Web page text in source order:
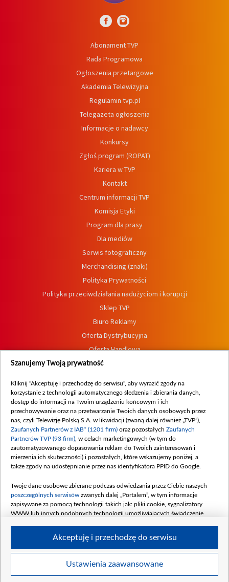
Abonament TVP
Rada Programowa
Ogłoszenia przetargowe
Akademia Telewizyjna
Regulamin tvp.pl
Telegazeta ogłoszenia
Informacje o nadawcy
Konkursy
Zgłoś program (ROPAT)
Kariera w TVP
Kontakt
Centrum informacji TVP
Komisja Etyki
Program dla prasy
Dla mediów
Serwis fotograficzny
Merchandising (znaki)
Polityka Prywatności
Polityka przeciwdziałania nadużyciom i korupcji
Sklep TVP
Biuro Reklamy
Oferta Dystrybucyjna
Oferta Handlowa
Dostępność
Procedura zgłoszeń wewnętrznych
© 2026 Telewizja Polska S. A. w likwidacji
Szanujemy Twoją prywatność
Kliknij "Akceptuję i przechodzę do serwisu", aby wyrazić zgody na
korzystanie z technologii automatycznego śledzenia i zbierania danych,
dostęp do informacji na Twoim urządzeniu końcowym i ich
przechowywanie oraz na przetwarzanie Twoich danych osobowych przez
nas, czyli Telewizję Polską S.A. w likwidacji (zwaną dalej również „TVP”),
Zaufanych Partnerów z IAB* (1201 firm) oraz pozostałych Zaufanych
Partnerów TVP (93 firm) , w celach marketingowych (w tym do
zautomatyzowanego dopasowania reklam do Twoich zainteresowań i
mierzenia ich skuteczności) i pozostałych, które wskazujemy poniżej, a
także zgody na udostępnianie przez nas identyfikatora PPID do Google.
Twoje dane osobowe zbierane podczas odwiedzania przez Ciebie naszych
poszczególnych serwisów zwanych dalej „Portalem”, w tym informacje
zapisywane za pomocą technologii takich jak: pliki cookie, sygnalizatory
WWW lub innych podobnych technologii umożliwiających świadczenie
Twoje dane osobowe zbierane podczas odwiedzania przez Ciebie
Ustawienia zaawansowane
Akceptuję i przechodzę do serwisu